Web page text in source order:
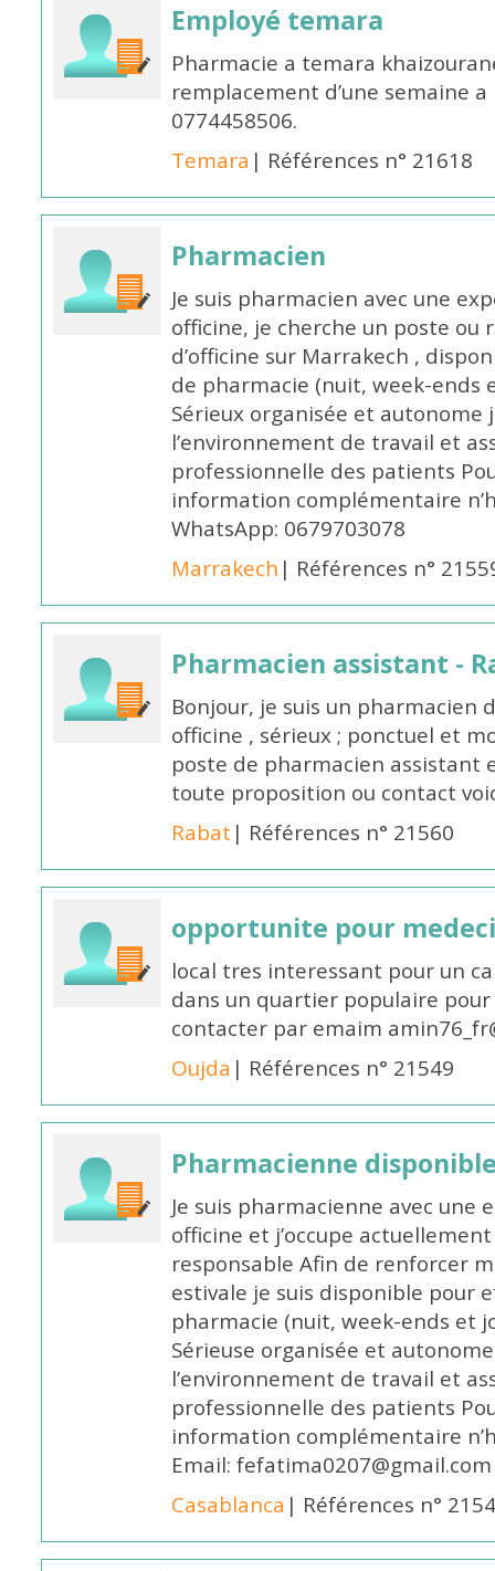
Employé temara
Pharmacie a temara
remplacement d’une semaine
0774458506.
Temara | Références n° 21618
Pharmacien
Je suis pharmacien avec une
officine, je cherche un poste
d’officine sur Marrakech ,
de pharmacie (nuit, week-ends
Sérieux organisée et autonome
l’environnement de travail et
professionnelle des patients
information complémentaire
WhatsApp: 0679703078
Marrakech | Références n°
Pharmacien assistant -
Bonjour, je suis un pharmacien
officine , sérieux ; ponctuel et
poste de pharmacien
toute proposition ou contact
Rabat | Références n° 21560
opportunite pour
local tres interessant pour un
dans un quartier populaire
contacter par emaim
Oujda | Références n° 21549
Pharmacienne
Je suis pharmacienne avec
officine et j’occupe
responsable Afin de renforcer
estivale je suis disponible pour
pharmacie (nuit, week-ends et
Sérieuse organisée et
l’environnement de travail et
professionnelle des patients
information complémentaire
Email: fefatima0207@gmail.com
Casablanca | Références n°